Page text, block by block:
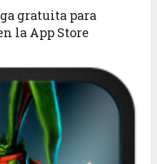
gratuita para
la App Store